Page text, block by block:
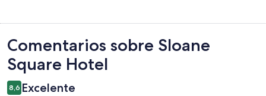
Comentarios
Comentarios sobre Sloane
Square Hotel
8,6 Excelente